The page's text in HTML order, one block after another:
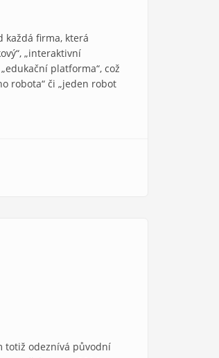
každá firma, která
„interaktivní
platforma“, což
robota“ či „jeden robot
totiž odeznívá původní